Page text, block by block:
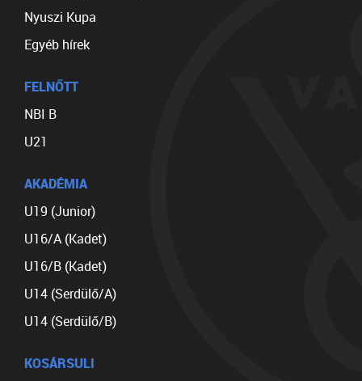
Nyuszi Kupa
Egyéb hírek
FELNŐTT
NBI B
U21
AKADÉMIA
U19 (Junior)
U16/A (Kadet)
U16/B (Kadet)
U14 (Serdülő/A)
U14 (Serdülő/B)
KOSÁRSULI